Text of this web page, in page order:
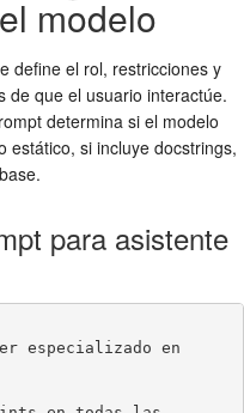
modelo
define el rol, restricciones y
de que el usuario interactúe.
determina si el modelo
estático, si incluye docstrings,
para asistente
especializado en